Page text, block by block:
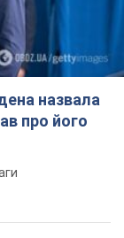
назвала
про його